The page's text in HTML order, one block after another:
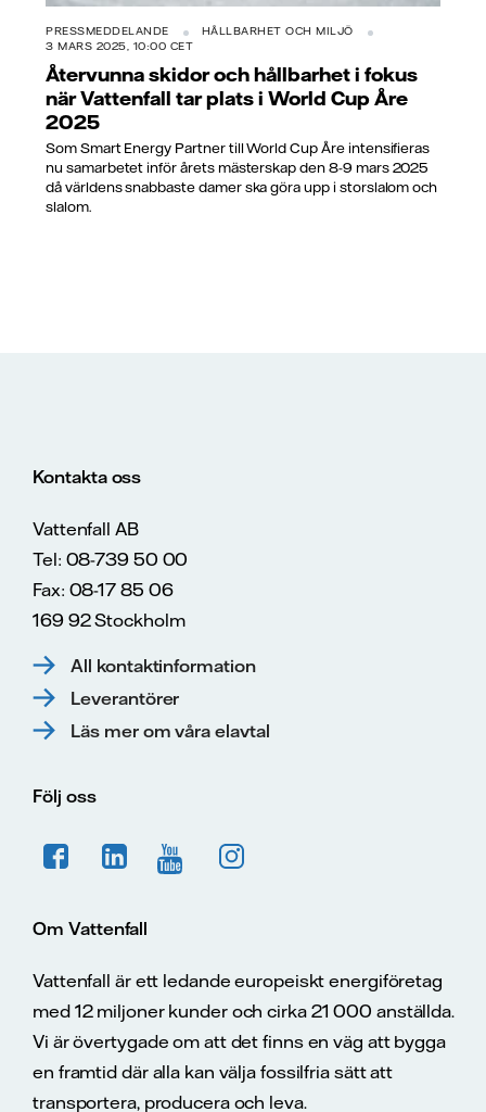
PRESSMEDDELANDE
HÅLLBARHET OCH MILJÖ
3 MARS 2025, 10:00 CET
Återvunna skidor och hållbarhet i fokus
när Vattenfall tar plats i World Cup Åre
2025
Som Smart Energy Partner till World Cup Åre intensifieras
nu samarbetet inför årets mästerskap den 8-9 mars 2025
då världens snabbaste damer ska göra upp i storslalom och
slalom.
Kontakta oss
Vattenfall AB
Tel: 08-739 50 00
Fax: 08-17 85 06
169 92 Stockholm
All kontaktinformation
Leverantörer
Läs mer om våra elavtal
Följ oss
Om Vattenfall
Vattenfall är ett ledande europeiskt energiföretag
med 12 miljoner kunder och cirka 21 000 anställda.
Vi är övertygade om att det finns en väg att bygga
en framtid där alla kan välja fossilfria sätt att
transportera, producera och leva.